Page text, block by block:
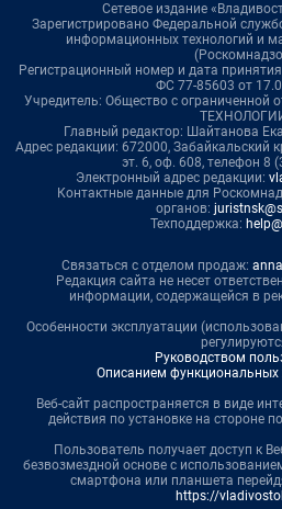
Сетевое издание
Зарегистрировано Федеральной
информационных технологий и
Регистрационный номер и дата
ФС 77-85603 от
Учредитель: Общество с ограниченной
Главный редактор: Шайтанова
Адрес редакции: 672000, Забайкальский
эт. 6, оф. 608, телефон 8
Электронный адрес редакции:
Контактные данные для
органов:
Техподдержка:
Связаться с отделом продаж:
Редакция сайта не несет
информации, содержащейся в
Особенности эксплуатации
Руководством
Описанием функциональных
Веб-сайт распространяется в виде
действия по установке на стороне
Пользователь получает доступ к
безвозмездной основе с
смартфона или планшета
https://